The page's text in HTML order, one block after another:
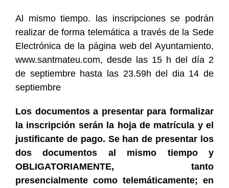
Al mismo tiempo. las inscripciones se podrán
realizar de forma telemática a través de la Sede
Electrónica de la página web del Ayuntamiento,
www.santmateu.com, desde las 15 h del día 2
de septiembre hasta las 23.59h del dia 14 de
septiembre
Los documentos a presentar para formalizar
la inscripción serán la hoja de matrícula y el
justificante de pago. Se han de presentar los
dos documentos al mismo tiempo y
OBLIGATORIAMENTE, tanto
presencialmente como telemáticamente; en